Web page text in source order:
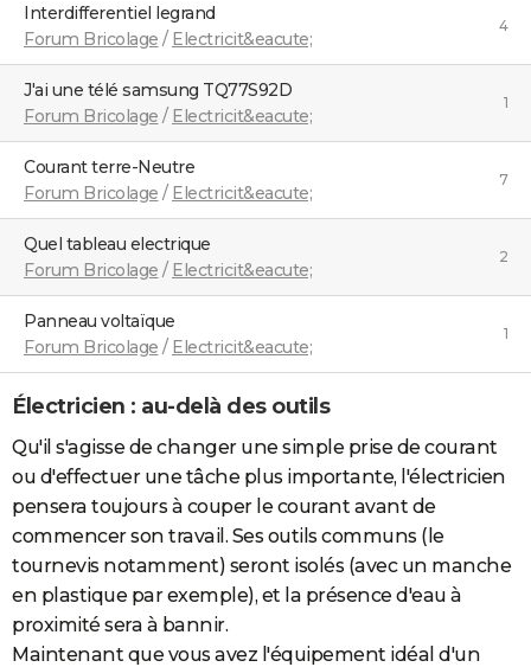
Interdifferentiel legrand
Forum Bricolage / Electricit&eacute;
4
j'ai une télé samsung TQ77S92D
Forum Bricolage / Electricit&eacute;
1
courant terre-Neutre
Forum Bricolage / Electricit&eacute;
7
Quel tableau electrique
Forum Bricolage / Electricit&eacute;
2
Panneau voltaïque
Forum Bricolage / Electricit&eacute;
1
Électricien : au-delà des outils
Qu'il s'agisse de changer une simple prise de courant
ou d'effectuer une tâche plus importante, l'électricien
pensera toujours à couper le courant avant de
commencer son travail. Ses outils communs (le
tournevis notamment) seront isolés (avec un manche
en plastique par exemple), et la présence d'eau à
proximité sera à bannir.
Maintenant que vous avez l'équipement idéal d'un